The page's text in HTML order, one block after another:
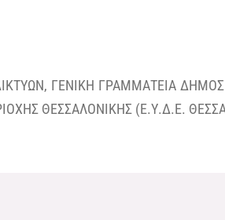
ΓΕΝΙΚΗ ΓΡΑΜΜΑΤΕΙΑ
ΘΕΣΣΑΛΟΝΙΚΗΣ (Ε.Υ.Δ.Ε.